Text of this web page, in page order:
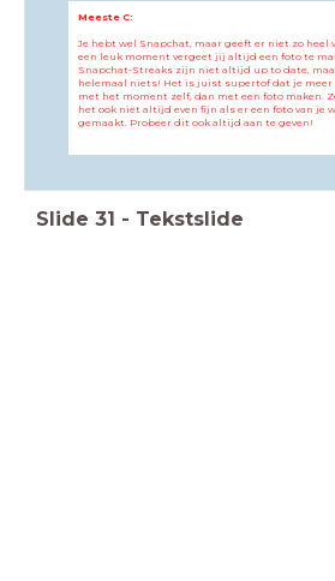
Meeste C:
Je hebt wel Snapchat, maar geeft er niet zo heel
een leuk moment vergeet jij altijd een foto te
Snapchat-Streaks zijn niet altijd up to date,
helemaal niets! Het is juist supertof dat je meer
met het moment zelf, dan met een foto maken.
het ook niet altijd even fijn als er een foto van je
gemaakt. Probeer dit ook altijd aan te geven!
Slide 31 - Tekstslide